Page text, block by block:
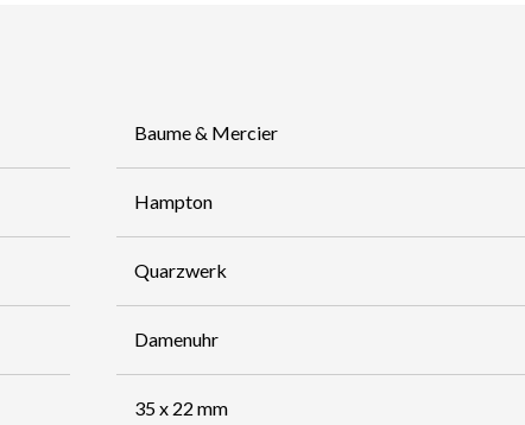
Baume & Mercier
Hampton
Quarzwerk
Damenuhr
35 x 22 mm